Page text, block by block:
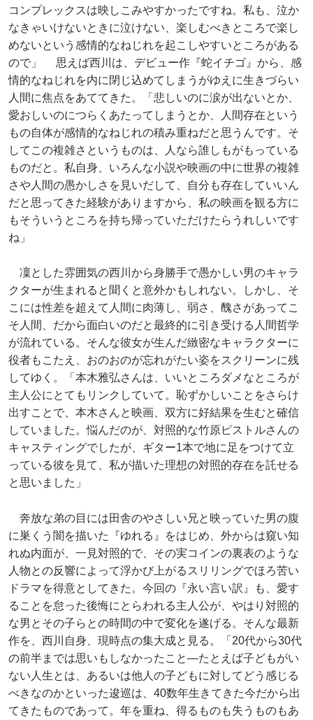
コンプレックスは映しこみやすかったですね。私も、泣か
なきゃいけないときに泣けない、楽しむべきところで楽し
めないという感情的なねじれを起こしやすいところがある
ので」 思えば西川は、デビュー作『蛇イチゴ』から、感
情的なねじれを内に閉じ込めてしまうがゆえに生きづらい
人間に焦点をあててきた。「悲しいのに涙が出ないとか、
愛おしいのにつらくあたってしまうとか、人間存在という
もの自体が感情的なねじれの積み重ねだと思うんです。そ
してこの複雑さというものは、人なら誰しもがもっている
ものだと。私自身、いろんな小説や映画の中に世界の複雑
さや人間の愚かしさを見いだして、自分も存在していいん
だと思ってきた経験がありますから、私の映画を観る方に
もそういうところを持ち帰っていただけたらうれしいです
ね」
凜とした雰囲気の西川から身勝手で愚かしい男のキャラ
クターが生まれると聞くと意外かもしれない。しかし、そ
こには性差を超えて人間に肉薄し、弱さ、醜さがあってこ
そ人間、だから面白いのだと最終的に引き受ける人間哲学
が流れている。そんな彼女が生んだ緻密なキャラクターに
役者もこたえ、おのおのが忘れがたい姿をスクリーンに残
してゆく。「本木雅弘さんは、いいところダメなところが
主人公にとてもリンクしていて。恥ずかしいことをさらけ
出すことで、本木さんと映画、双方に好結果を生むと確信
していました。悩んだのが、対照的な竹原ピストルさんの
キャスティングでしたが、ギター1本で地に足をつけて立
っている彼を見て、私が描いた理想の対照的存在を託せる
と思いました」
奔放な弟の目には田舎のやさしい兄と映っていた男の腹
に巣くう闇を描いた『ゆれる』をはじめ、外からは窺い知
れぬ内面が、一見対照的で、その実コインの裏表のような
人物との反響によって浮かび上がるスリリングでほろ苦い
ドラマを得意としてきた。今回の『永い言い訳』も、愛す
ることを怠った後悔にとらわれる主人公が、やはり対照的
な男とその子らとの時間の中で変化を遂げる。そんな最新
作を、西川自身、現時点の集大成と見る。「20代から30代
の前半までは思いもしなかったこと―たとえば子どもがい
ない人生とは、あるいは他人の子どもに対してどう感じる
べきなのかといった逡巡は、40数年生きてきた今だから出
てきたものであって。年を重ね、得るものも失うものもあ